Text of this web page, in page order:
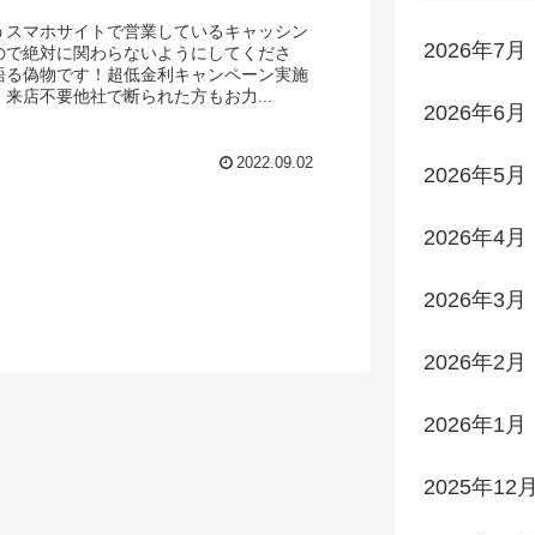
マホサイトで営業しているキャッシン
絶対に関わらないようにしてくださ
偽物です！超低金利キャンペーン実施
店不要他社で断られた方もお力...
2022.09.02
2026年7月
2026年6月
2026年5月
2026年4月
2026年3月
2026年2月
2026年1月
2025年12月